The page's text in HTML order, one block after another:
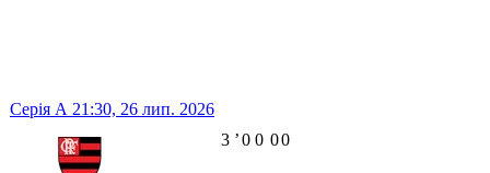
Серія А 21:30, 26 лип. 2026
3 ʼ0 0 00